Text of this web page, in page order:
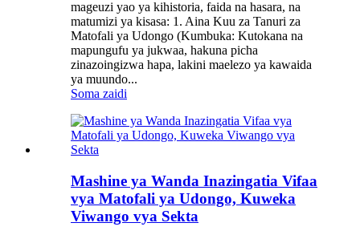
mageuzi yao ya kihistoria, faida na hasara, na
matumizi ya kisasa: 1. Aina Kuu za Tanuri za
Matofali ya Udongo (Kumbuka: Kutokana na
mapungufu ya jukwaa, hakuna picha
zinazoingizwa hapa, lakini maelezo ya kawaida
ya muundo...
Soma zaidi
Mashine ya Wanda Inazingatia Vifaa
vya Matofali ya Udongo, Kuweka
Viwango vya Sekta